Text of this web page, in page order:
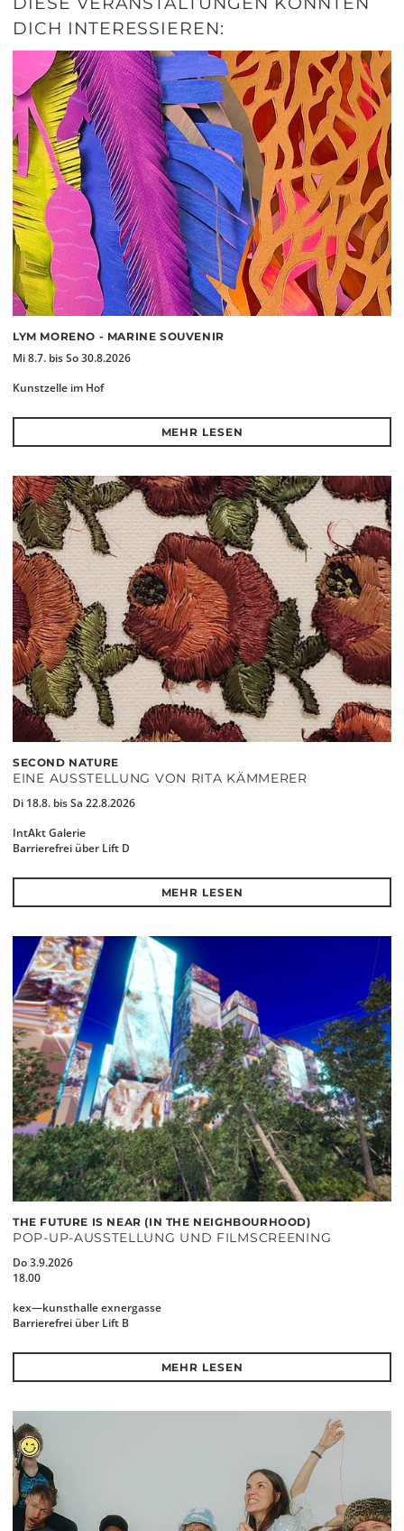
DICH INTERESSIEREN:
LYM MORENO - MARINE SOUVENIR
Mi 8.7. bis So 30.8.2026
Kunstzelle im Hof
MEHR LESEN
SECOND NATURE
EINE AUSSTELLUNG VON RITA KÄMMERER
Di 18.8. bis Sa 22.8.2026
IntAkt Galerie
Barrierefrei über Lift D
MEHR LESEN
THE FUTURE IS NEAR (IN THE NEIGHBOURHOOD)
POP-UP-AUSSTELLUNG UND FILMSCREENING
Do 3.9.2026
18.00
kex—kunsthalle exnergasse
Barrierefrei über Lift B
MEHR LESEN